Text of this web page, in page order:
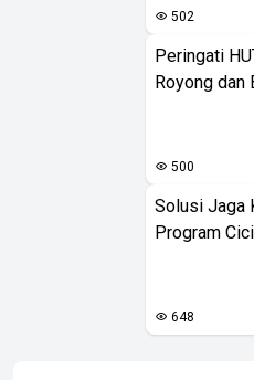
502
Peringati
Royong
500
Solusi Jaga
Program
648